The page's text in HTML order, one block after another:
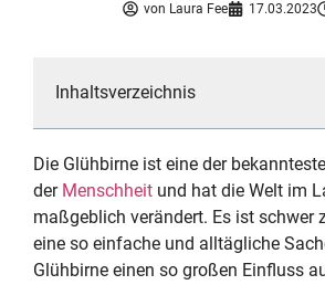
von Laura Fee 17.03.2023
Inhaltsverzeichnis
Die Glühbirne ist eine der
der Menschheit und hat die Welt im
maßgeblich verändert. Es ist schwer
eine so einfache und alltägliche
Glühbirne einen so großen Einfluss